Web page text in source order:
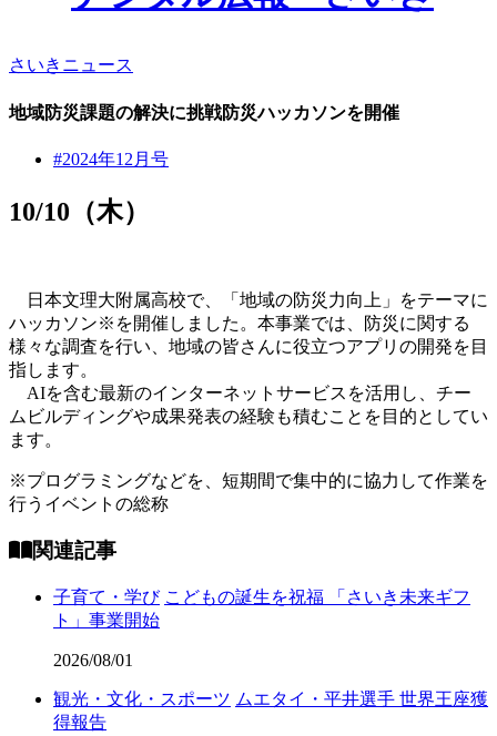
さいきニュース
地域防災課題の解決に挑戦防災ハッカソンを開催
#2024年12月号
10/10（木）
日本文理大附属高校で、「地域の防災力向上」をテーマに
ハッカソン※を開催しました。本事業では、防災に関する
様々な調査を行い、地域の皆さんに役立つアプリの開発を目
指します。
AIを含む最新のインターネットサービスを活用し、チー
ムビルディングや成果発表の経験も積むことを目的としてい
ます。
※プログラミングなどを、短期間で集中的に協力して作業を
行うイベントの総称
関連記事
子育て・学び こどもの誕生を祝福 「さいき未来ギフ
ト」事業開始
2026/08/01
観光・文化・スポーツ ムエタイ・平井選手 世界王座獲
得報告